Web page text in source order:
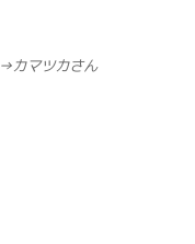
→カマツカさん